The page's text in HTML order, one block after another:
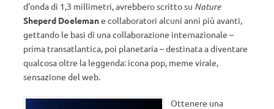
d’onda di 1,3 millimetri, avrebbero scritto su Nature
Sheperd Doelemane collaboratori alcuni anni più avanti,
gettando le basi di una collaborazione internazionale –
prima transatlantica, poi planetaria – destinata a diventare
qualcosa oltre la leggenda: icona pop, meme virale,
sensazione del web.
Ottenere una